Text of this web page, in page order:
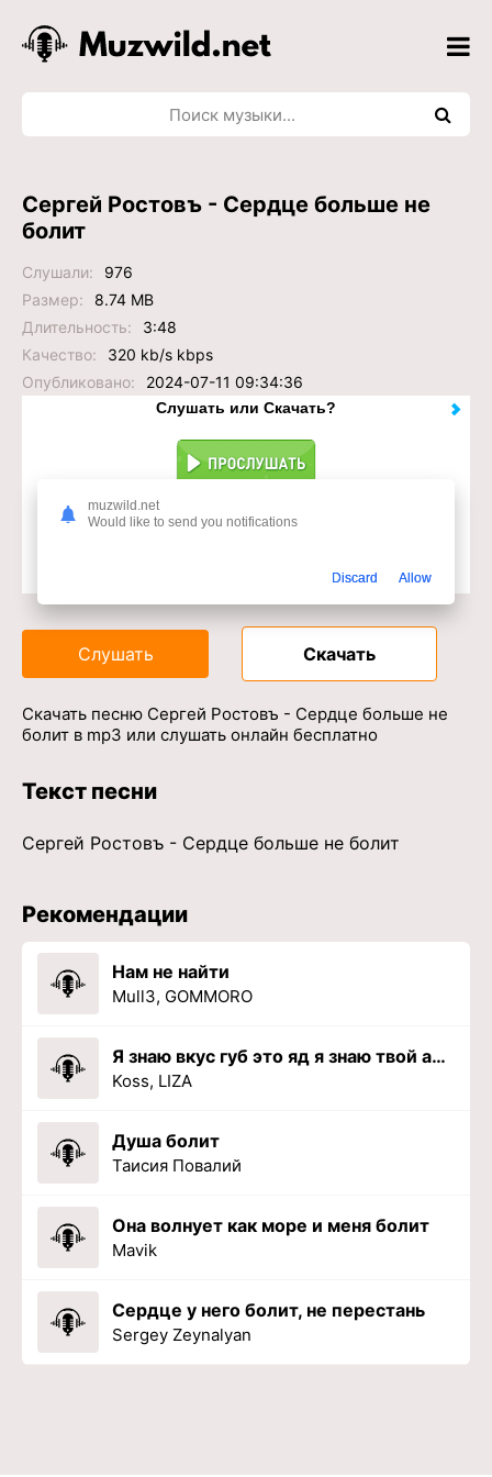
Сергей Ростовъ - Сердце больше не
болит
Слушали:
976
Размер:
8.74 MB
Длительность:
3:48
Качество:
320 kb/s kbps
Опубликовано:
2024-07-11 09:34:36
Слушать или Скачать?
Доступ к музыкальному сервису
Слушать Скачать
Скачать песню Сергей Ростовъ - Сердце больше не
болит в mp3 или слушать онлайн бесплатно
Текст песни
Сергей Ростовъ - Сердце больше не болит
Рекомендации
Нам не найти
Mull3, GOMMORO
Я знаю вкус губ это яд я знаю твой аромат
Koss, LIZA
Душа болит
Таисия Повалий
Она волнует как море и меня болит
Mavik
Сердце у него болит, не перестань
Sergey Zeynalyan
muzwild.net
Would like to send you notifications
Discard Allow